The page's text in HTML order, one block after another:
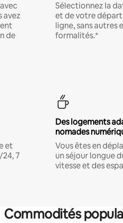
avez
de
Sélectionnez la
et de votre
ligne, sans autres
formalités.*
et
7
Des logements
nomades
Vous êtes en
un séjour longue
vitesse et des
Commodités